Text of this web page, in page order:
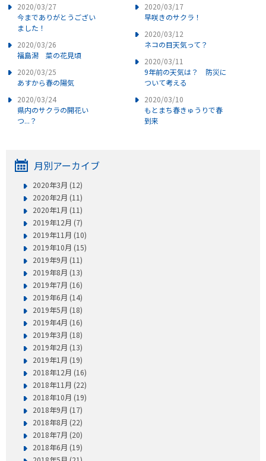
2020/03/27
今までありがとうござい
ました！
2020/03/26
福島潟 菜の花見頃
2020/03/25
あすから春の陽気
2020/03/24
県内のサクラの開花い
つ...？
2020/03/17
早咲きのサクラ！
2020/03/12
ネコの目天気って？
2020/03/11
9年前の天気は？ 防災に
ついて考える
2020/03/10
もとまち春きゅうりで春
到来
月別アーカイブ
2020年3月 (12)
2020年2月 (11)
2020年1月 (11)
2019年12月 (7)
2019年11月 (10)
2019年10月 (15)
2019年9月 (11)
2019年8月 (13)
2019年7月 (16)
2019年6月 (14)
2019年5月 (18)
2019年4月 (16)
2019年3月 (18)
2019年2月 (13)
2019年1月 (19)
2018年12月 (16)
2018年11月 (22)
2018年10月 (19)
2018年9月 (17)
2018年8月 (22)
2018年7月 (20)
2018年6月 (19)